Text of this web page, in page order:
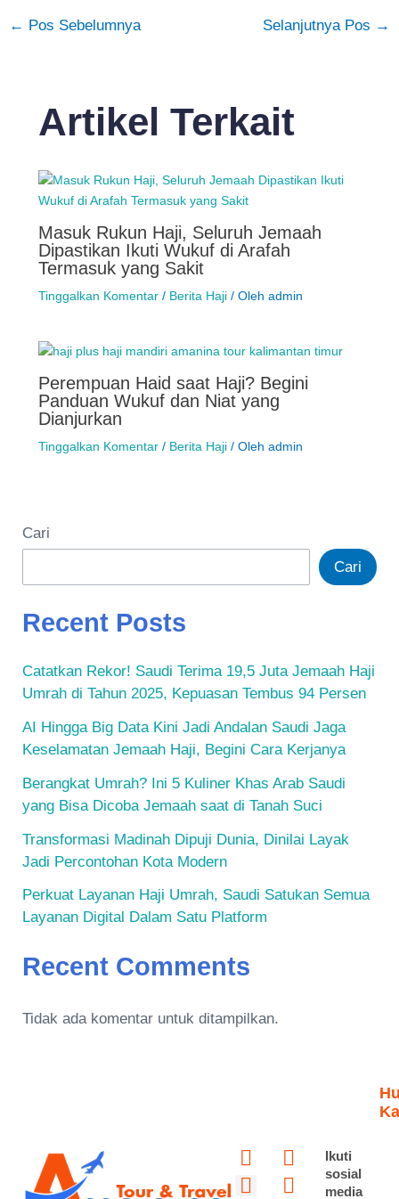
← Pos Sebelumnya Selanjutnya Pos →
Artikel Terkait
Masuk Rukun Haji, Seluruh Jemaah
Dipastikan Ikuti Wukuf di Arafah
Termasuk yang Sakit
Tinggalkan Komentar / Berita Haji/ Oleh admin
Perempuan Haid saat Haji? Begini
Panduan Wukuf dan Niat yang
Dianjurkan
Tinggalkan Komentar / Berita Haji/ Oleh admin
Cari
Cari
Recent Posts
Catatkan Rekor! Saudi Terima 19,5 Juta Jemaah Haji
Umrah di Tahun 2025, Kepuasan Tembus 94 Persen
AI Hingga Big Data Kini Jadi Andalan Saudi Jaga
Keselamatan Jemaah Haji, Begini Cara Kerjanya
Berangkat Umrah? Ini 5 Kuliner Khas Arab Saudi
yang Bisa Dicoba Jemaah saat di Tanah Suci
Transformasi Madinah Dipuji Dunia, Dinilai Layak
Jadi Percontohan Kota Modern
Perkuat Layanan Haji Umrah, Saudi Satukan Semua
Layanan Digital Dalam Satu Platform
Recent Comments
Tidak ada komentar untuk ditampilkan.
Y
o
F
a
I
n
T
i
P
i
T
w
Ikuti
sosial
media